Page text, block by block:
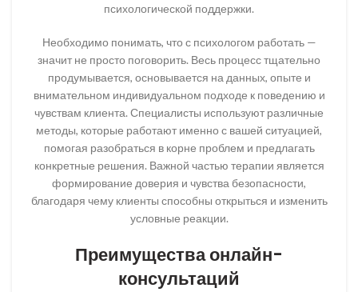
психологической поддержки.
Необходимо понимать, что с психологом работать —
значит не просто поговорить. Весь процесс тщательно
продумывается, основывается на данных, опыте и
внимательном индивидуальном подходе к поведению и
чувствам клиента. Специалисты используют различные
методы, которые работают именно с вашей ситуацией,
помогая разобраться в корне проблем и предлагать
конкретные решения. Важной частью терапии является
формирование доверия и чувства безопасности,
благодаря чему клиенты способны открыться и изменить
условные реакции.
Преимущества онлайн-
консультаций